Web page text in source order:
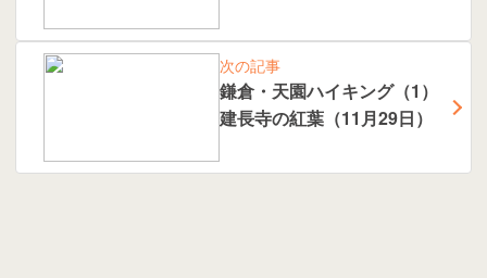
次の記事
鎌倉・天園ハイキング（1）
建長寺の紅葉（11月29日）